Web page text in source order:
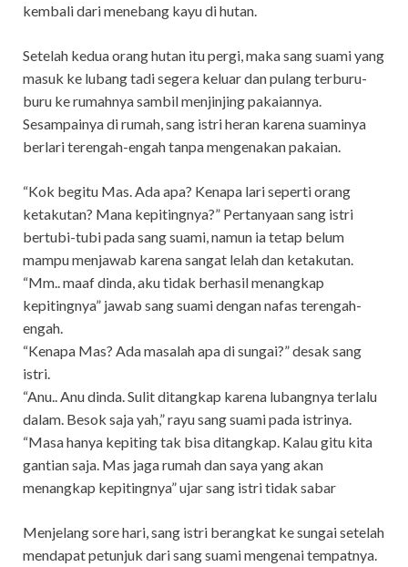
kembali dari menebang kayu di hutan.
Setelah kedua orang hutan itu pergi, maka sang suami yang
masuk ke lubang tadi segera keluar dan pulang terburu-
buru ke rumahnya sambil menjinjing pakaiannya.
Sesampainya di rumah, sang istri heran karena suaminya
berlari terengah-engah tanpa mengenakan pakaian.
“Kok begitu Mas. Ada apa? Kenapa lari seperti orang
ketakutan? Mana kepitingnya?” Pertanyaan sang istri
bertubi-tubi pada sang suami, namun ia tetap belum
mampu menjawab karena sangat lelah dan ketakutan.
“Mm.. maaf dinda, aku tidak berhasil menangkap
kepitingnya” jawab sang suami dengan nafas terengah-
engah.
“Kenapa Mas? Ada masalah apa di sungai?” desak sang
istri.
“Anu.. Anu dinda. Sulit ditangkap karena lubangnya terlalu
dalam. Besok saja yah,” rayu sang suami pada istrinya.
“Masa hanya kepiting tak bisa ditangkap. Kalau gitu kita
gantian saja. Mas jaga rumah dan saya yang akan
menangkap kepitingnya” ujar sang istri tidak sabar
Menjelang sore hari, sang istri berangkat ke sungai setelah
mendapat petunjuk dari sang suami mengenai tempatnya.